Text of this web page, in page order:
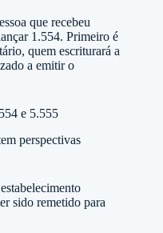
que recebeu
1.554. Primeiro é
quem escriturará a
a emitir o
e 5.555
perspectivas
sido remetido para